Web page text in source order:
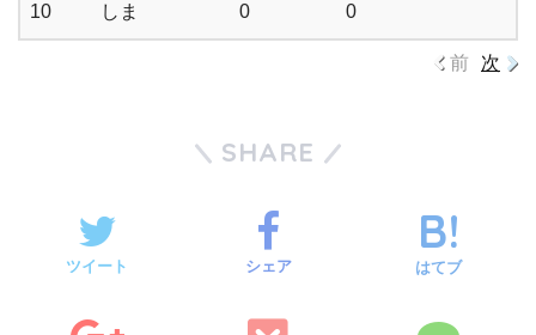
10 しま 0 0
前 次
SHARE
ツイート シェア はてブ